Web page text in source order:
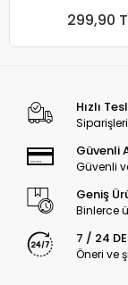
299,90
Hızlı
Güvenli
Güvenli
Geniş
Binlerce
7 / 24
Öneri ve